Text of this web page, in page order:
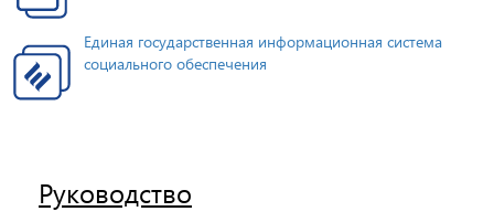
Единая государственная информационная система
социального обеспечения
Руководство